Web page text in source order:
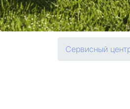
Сервисный